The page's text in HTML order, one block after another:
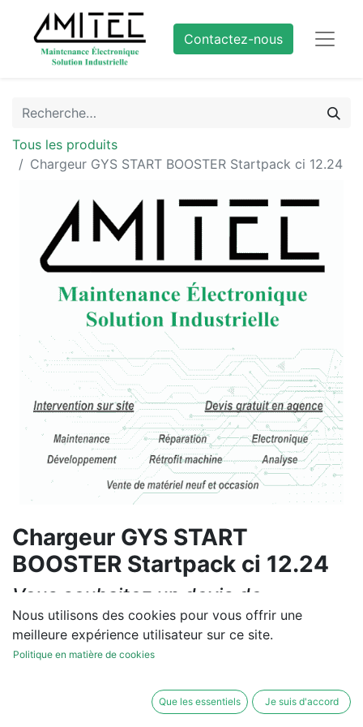
Contactez-nous
Tous les produits
Chargeur GYS START BOOSTER Startpack ci 12.24
Chargeur GYS START
BOOSTER Startpack ci 12.24
Vous souhaitez un devis de
réparation ou de vente, un
diagnostic sur site?
Nous utilisons des cookies pour vous offrir une
meilleure expérience utilisateur sur ce site.
Politique en matière de cookies
Que les essentiels Je suis d'accord